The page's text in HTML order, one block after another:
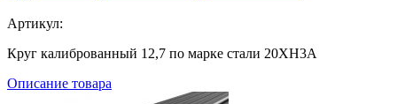
Артикул:
Круг калиброванный 12,7 по марке стали 20ХН3А
Описание товара